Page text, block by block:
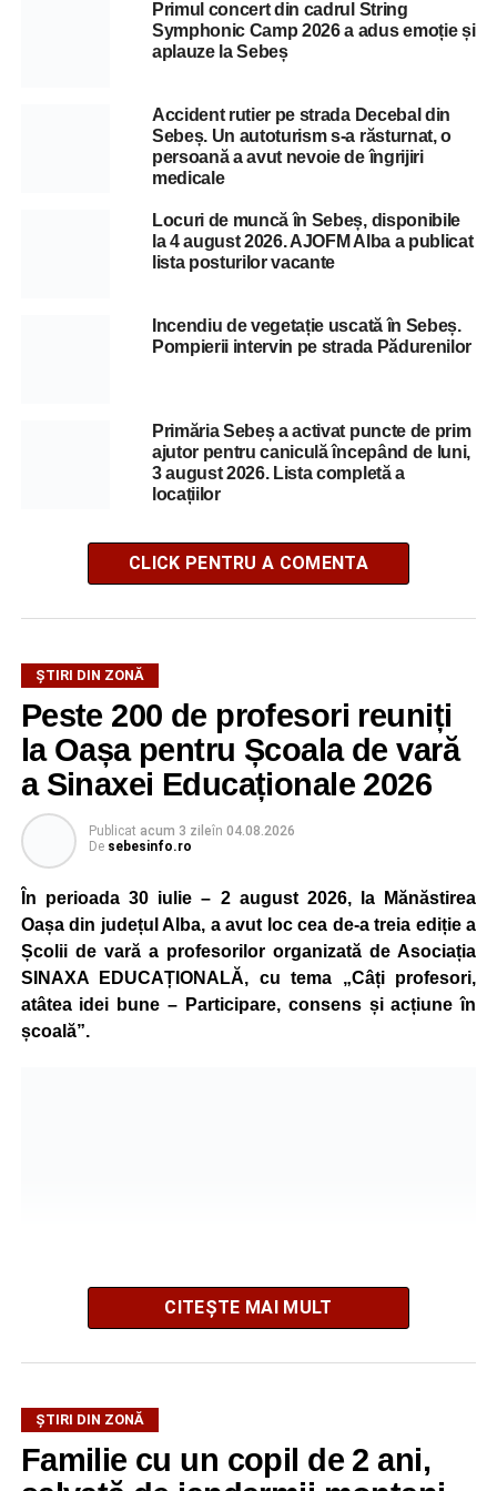
Primul concert din cadrul String
Symphonic Camp 2026 a adus emoție și
aplauze la Sebeș
Accident rutier pe strada Decebal din
Sebeș. Un autoturism s-a răsturnat, o
persoană a avut nevoie de îngrijiri
medicale
Locuri de muncă în Sebeș, disponibile
la 4 august 2026. AJOFM Alba a publicat
lista posturilor vacante
Incendiu de vegetație uscată în Sebeș.
Pompierii intervin pe strada Pădurenilor
Primăria Sebeș a activat puncte de prim
ajutor pentru caniculă începând de luni,
3 august 2026. Lista completă a
locațiilor
CLICK PENTRU A COMENTA
ȘTIRI DIN ZONĂ
Peste 200 de profesori reuniți
la Oașa pentru Școala de vară
a Sinaxei Educaționale 2026
Publicat acum 3 zileîn 04.08.2026
De sebesinfo.ro
În perioada 30 iulie – 2 august 2026, la Mănăstirea
Oașa din județul Alba, a avut loc cea de-a treia ediție a
Școlii de vară a profesorilor organizată de Asociația
SINAXA EDUCAȚIONALĂ, cu tema „Câți profesori,
atâtea idei bune – Participare, consens și acțiune în
școală”.
La ediția din acest an au participat peste 200 de cadre
didactice din întreaga țară. Printre participanți s-au aflat
profesori debutanți, profesori cu experiență, inspectori
școlari, directori de școli, consilieri școlari, educatori și
CITEȘTE MAI MULT
ȘTIRI DIN ZONĂ
Familie cu un copil de 2 ani,